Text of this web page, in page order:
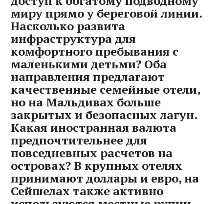
миру прямо у береговой линии.
Насколько развита
инфраструктура для
комфортного пребывания с
маленькими детьми? Оба
направления предлагают
качественные семейные отели,
но на Мальдивах больше
закрытых и безопасных лагун.
Какая иностранная валюта
предпочтительнее для
повседневных расчетов на
островах? В крупных отелях
принимают доллары и евро, на
Сейшелах также активно